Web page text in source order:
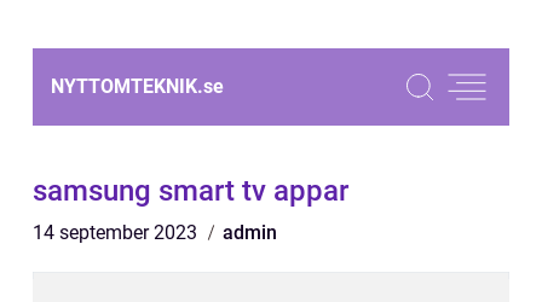
NYTTOMTEKNIK.se
samsung smart tv appar
14 september 2023 admin